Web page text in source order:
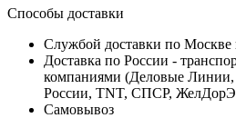
Способы доставки
Службой доставки по
Доставка по России -
компаниями (Деловые
России, TNT, СПСР,
Самовывоз